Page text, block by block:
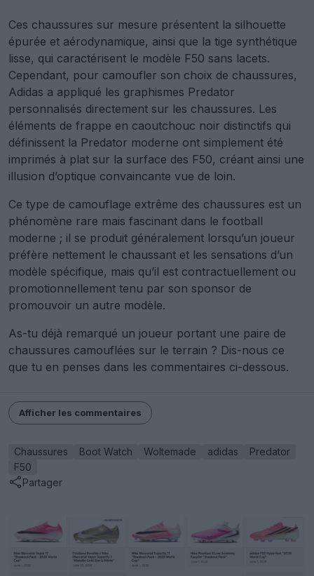
Ces chaussures sur mesure présentent la silhouette
épurée et aérodynamique, ainsi que la tige synthétique
lisse, qui caractérisent le modèle F50 sans lacets.
Cependant, pour camoufler son choix de chaussures,
Adidas a appliqué les graphismes Predator
personnalisés directement sur les chaussures. Les
éléments de frappe en caoutchouc noir distinctifs qui
définissent la Predator moderne ont simplement été
imprimés à plat sur la surface des F50, créant ainsi une
illusion d’optique convaincante vue de loin.
Ce type de camouflage extrême des chaussures est un
phénomène rare mais fascinant dans le football
moderne ; il se produit généralement lorsqu’un joueur
préfère nettement le chaussant et les sensations d’un
modèle spécifique, mais qu’il est contractuellement ou
promotionnellement tenu par son sponsor de
promouvoir un autre modèle.
As-tu déjà remarqué un joueur portant une paire de
chaussures camouflées sur le terrain ? Dis-nous ce
que tu en penses dans les commentaires ci-dessous.
Afficher les commentaires
Chaussures Boot Watch Woltemade adidas
Predator
F50
Partager